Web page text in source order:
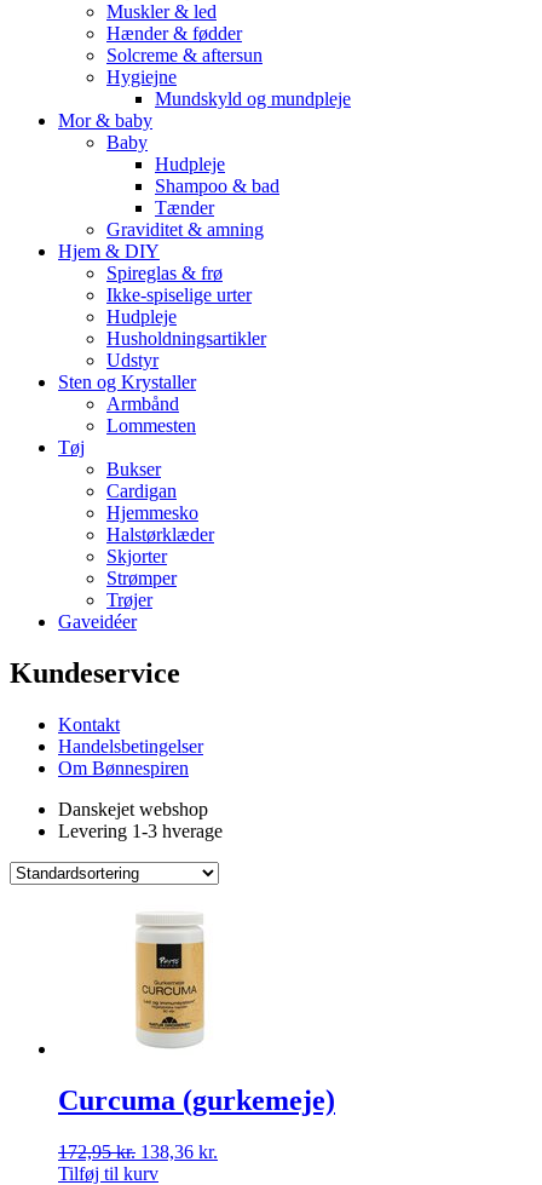
Muskler & led
Hænder & fødder
Solcreme & aftersun
Hygiejne
Mundskyld og mundpleje
Mor & baby
Baby
Hudpleje
Shampoo & bad
Tænder
Graviditet & amning
Hjem & DIY
Spireglas & frø
Ikke-spiselige urter
Hudpleje
Husholdningsartikler
Udstyr
Sten og Krystaller
Armbånd
Lommesten
Tøj
Bukser
Cardigan
Hjemmesko
Halstørklæder
Skjorter
Strømper
Trøjer
Gaveidéer
Kundeservice
Kontakt
Handelsbetingelser
Om Bønnespiren
Danskejet webshop
Levering 1-3 hverage
Curcuma (gurkemeje)
172,95kr. 138,36 kr.
Tilføj til kurv